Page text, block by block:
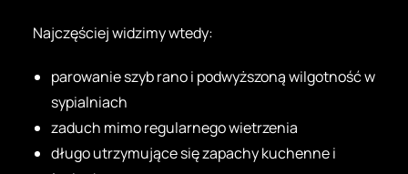
Najczęściej widzimy wtedy:
parowanie szyb rano i podwyższoną wilgotność w
sypialniach
zaduch mimo regularnego wietrzenia
długo utrzymujące się zapachy kuchenne i